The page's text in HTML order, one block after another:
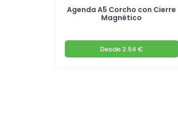
Agenda A5 Corcho con Cierre
Magnético
Desde 2.54 €